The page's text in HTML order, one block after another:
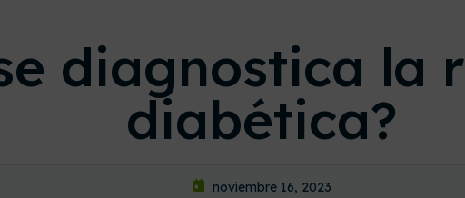
diagnostica la
diabética?
noviembre 16, 2023